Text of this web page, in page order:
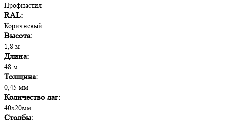
Профнастил
RAL:
Коричневый
Высота:
1,8 м
Длина:
48 м
Толщина:
0,45 мм
Количество лаг:
40х20мм
Столбы: